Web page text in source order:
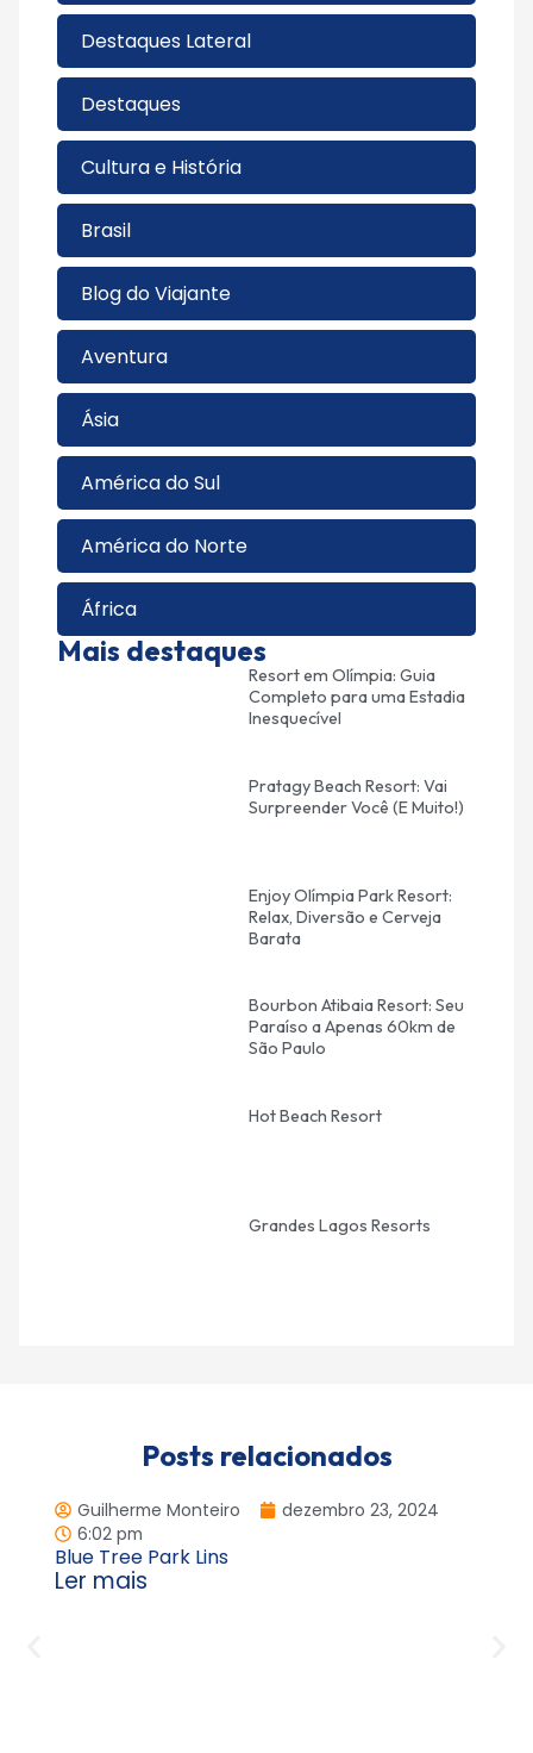
Destaques Lateral
Destaques
Cultura e História
Brasil
Blog do Viajante
Aventura
Ásia
América do Sul
América do Norte
África
Mais destaques
Resort em Olímpia: Guia
Completo para uma Estadia
Inesquecível
Pratagy Beach Resort: Vai
Surpreender Você (E Muito!)
Enjoy Olímpia Park Resort:
Relax, Diversão e Cerveja
Barata
Bourbon Atibaia Resort: Seu
Paraíso a Apenas 60km de
São Paulo
Hot Beach Resort
Grandes Lagos Resorts
Posts relacionados
Guilherme Monteiro
dezembro 23, 2024
6:02 pm
Blue Tree Park Lins
Ler mais